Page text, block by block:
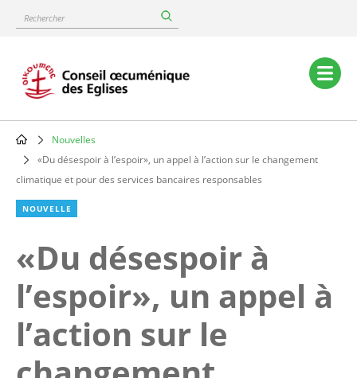
content
Rechercher
Main
navigation
Breadcrumb
Nouvelles
«Du désespoir à l’espoir», un appel à l’action sur le changement
climatique et pour des services bancaires responsables
NOUVELLE
«Du désespoir à
l’espoir», un appel à
l’action sur le